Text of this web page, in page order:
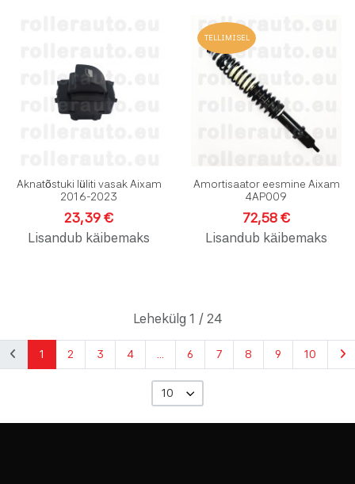
Lisa soovinimekirja
Lisa võrdlusesse
Aknatõstuki lüliti vasak Aixam
2016-2023
23,39 €
Lisandub käibemaks
TELLIMISEL
Amortisaator eesmine Aixam
4AP009
72,58 €
Lisandub käibemaks
Lehekülg 1 / 24
1 2 3 4 6 7 8 9 10
10